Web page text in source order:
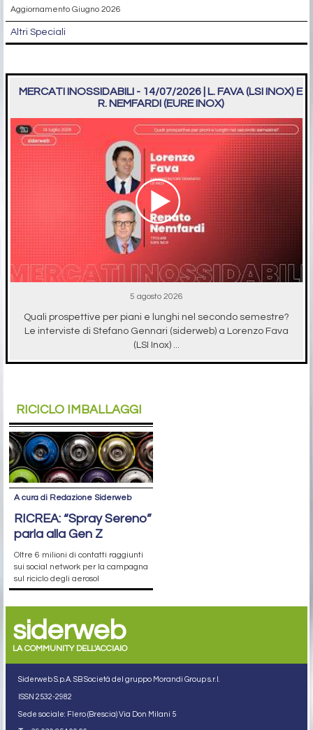
Aggiornamento Giugno 2026
Altri Speciali
MERCATI INOSSIDABILI - 14/07/2026 | L. FAVA (LSI INOX) E
R. NEMFARDI (EURE INOX)
5 agosto 2026
Quali prospettive per piani e lunghi nel secondo semestre?
Le interviste di Stefano Gennari (siderweb) a Lorenzo Fava
(LSI Inox) ...
RICICLO IMBALLAGGI
A cura di Redazione Siderweb
RICREA: “Spray Sereno”
parla alla Gen Z
Oltre 6 milioni di contatti raggiunti
sui social network per la campagna
sul riciclo degli aerosol
siderweb
LA COMMUNITY DELL'ACCIAIO
Siderweb S.p.A. SB Società del gruppo Morandi Group s.r.l.
ISSN 2532-2982
Sede sociale: Flero (Brescia) Via Don Milani 5